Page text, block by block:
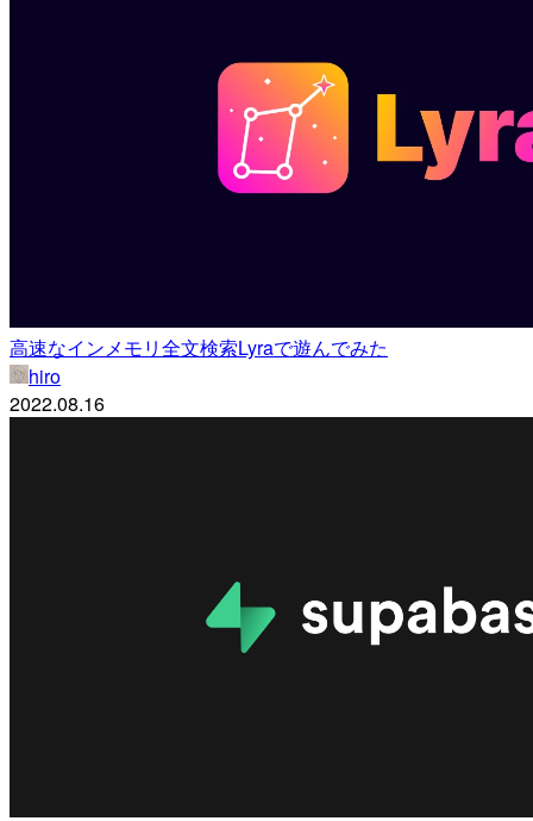
高速なインメモリ全文検索Lyraで遊んでみた
hiro
2022.08.16